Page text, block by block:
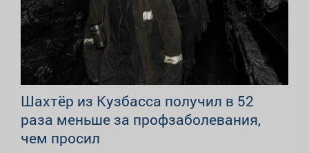
Шахтёр из Кузбасса получил в 52
раза меньше за профзаболевания,
чем просил